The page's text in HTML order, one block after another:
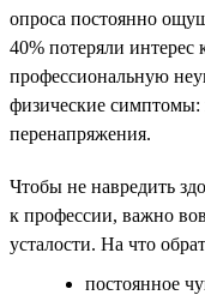
опроса постоянно
40% потеряли
профессиональную
физические симптомы:
перенапряжения.
Чтобы не навредить
к профессии, важно
усталости. На что
постоянное